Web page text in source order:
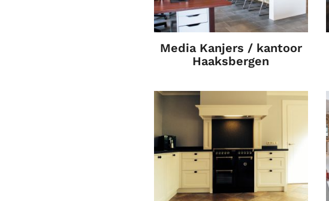
Media Kanjers / kantoor
Haaksbergen